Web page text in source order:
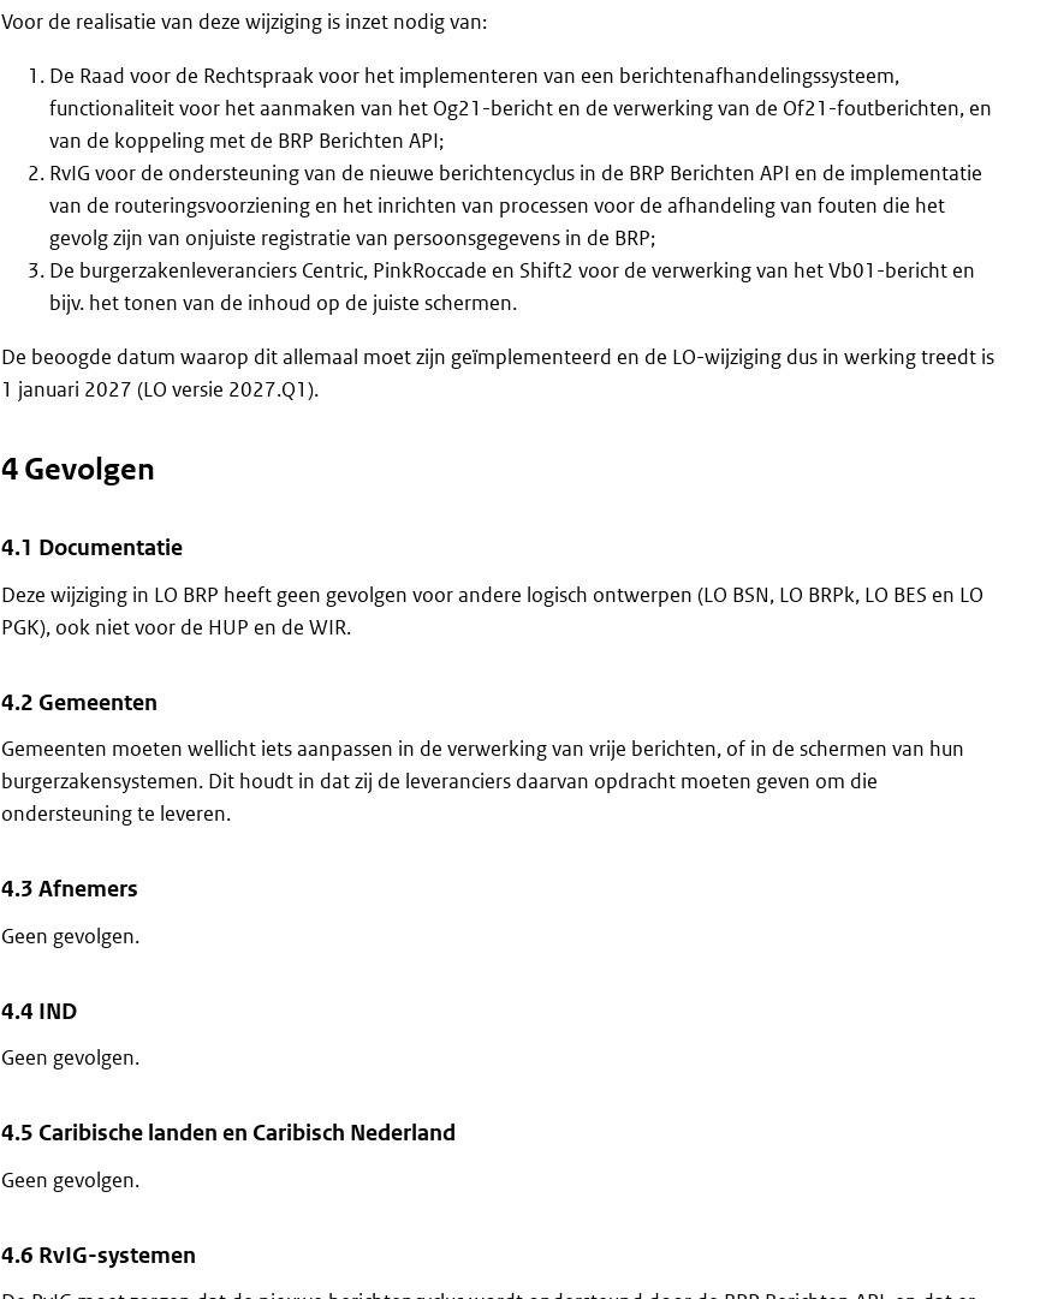
Voor de realisatie van deze wijziging is inzet nodig van:
De Raad voor de Rechtspraak voor het implementeren van een berichtenafhandelingssysteem,
functionaliteit voor het aanmaken van het Og21-bericht en de verwerking van de Of21-foutberichten, en
van de koppeling met de BRP Berichten API;
RvIG voor de ondersteuning van de nieuwe berichtencyclus in de BRP Berichten API en de implementatie
van de routeringsvoorziening en het inrichten van processen voor de afhandeling van fouten die het
gevolg zijn van onjuiste registratie van persoonsgegevens in de BRP;
De burgerzakenleveranciers Centric, PinkRoccade en Shift2 voor de verwerking van het Vb01-bericht en
bijv. het tonen van de inhoud op de juiste schermen.
De beoogde datum waarop dit allemaal moet zijn geïmplementeerd en de LO-wijziging dus in werking treedt is
1 januari 2027 (LO versie 2027.Q1).
4 Gevolgen
4.1 Documentatie
Deze wijziging in LO BRP heeft geen gevolgen voor andere logisch ontwerpen (LO BSN, LO BRPk, LO BES en LO
PGK), ook niet voor de HUP en de WIR.
4.2 Gemeenten
Gemeenten moeten wellicht iets aanpassen in de verwerking van vrije berichten, of in de schermen van hun
burgerzakensystemen. Dit houdt in dat zij de leveranciers daarvan opdracht moeten geven om die
ondersteuning te leveren.
4.3 Afnemers
Geen gevolgen.
4.4 IND
Geen gevolgen.
4.5 Caribische landen en Caribisch Nederland
Geen gevolgen.
4.6 RvIG-systemen